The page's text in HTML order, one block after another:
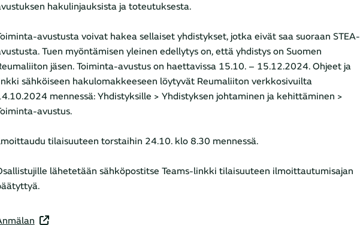
hakulinjauksista ja toteutuksesta.
avustusta voivat hakea sellaiset yhdistykset, jotka eivät saa suoraan STEA-
Tuen myöntämisen yleinen edellytys on, että yhdistys on Suomen
jäsen. Toiminta-avustus on haettavissa 15.10. – 15.12.2024. Ohjeet ja
sähköiseen hakulomakkeeseen löytyvät Reumaliiton verkkosivuilta
mennessä: Yhdistyksille > Yhdistyksen johtaminen ja kehittäminen >
avustus.
tilaisuuteen torstaihin 24.10. klo 8.30 mennessä.
lähetetään sähköpostitse Teams-linkki tilaisuuteen ilmoittautumisajan